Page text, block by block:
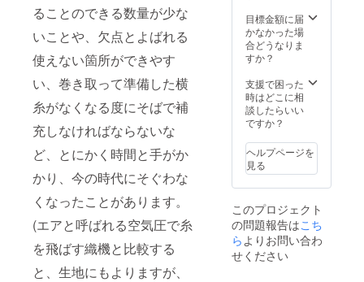
ることのできる数量が少な
いことや、欠点とよばれる
使えない箇所ができやす
い、巻き取って準備した横
糸がなくなる度にそばで補
充しなければならないな
ど、とにかく時間と手がか
かり、今の時代にそぐわな
くなったことがあります。
(エアと呼ばれる空気圧で糸
を飛ばす織機と比較する
と、生地にもよりますが、
ル織機
の特徴
でもあ
アクセ
ントと
して使
用しま
素材：
ン100%
に見せ
てくれ
ます。
ケット
は大き
めのデ
ザイン
ちょっ
とした
外出に
も活
後ろポ
ケット
上部に
は、
イズ：
ワンサ
イズ 素
ン100%
にもた
のしん
でいた
だける
仕上げ
まし
た。 透
け感は
め、サ
ラっと1
枚で着
ていた
はもち
ろん、
サイド
にス
リット
目標金額に届
かなかった場
合どうなりま
すか？
支援で困った
時はどこに相
談したらいい
ですか？
ヘルプページを
見る
このプロジェクト
の問題報告はこち
ら よりお問い合わ
せください